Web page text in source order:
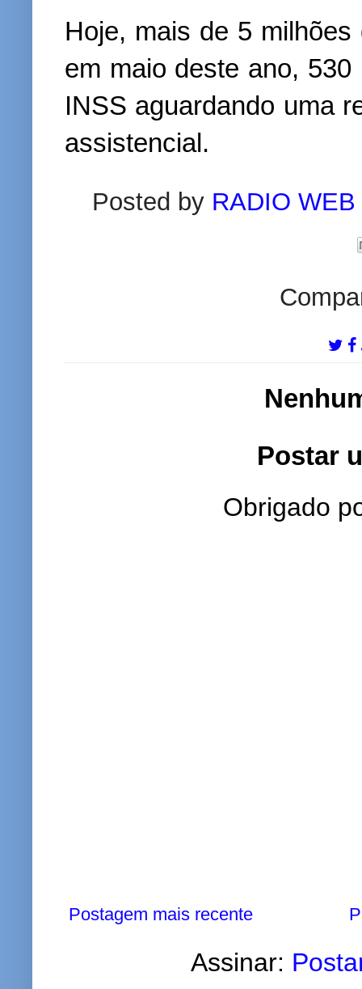
Hoje, mais de 5
em maio deste ano,
INSS aguardando uma
assistencial.
Posted by RADIO
Postar
Obrigado
Postagem mais recente
Assinar: